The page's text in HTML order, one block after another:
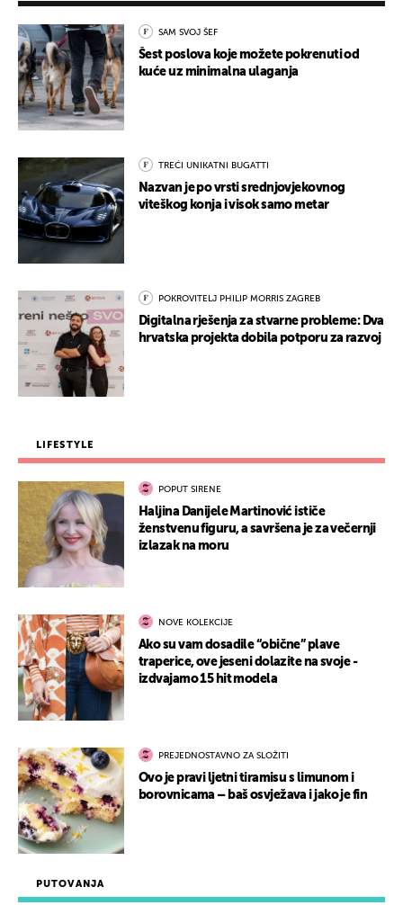
PUTOVANJA
SAM SVOJ ŠEF
Šest poslova koje možete pokrenuti od
kuće uz minimalna ulaganja
TREĆI UNIKATNI BUGATTI
Nazvan je po vrsti srednjovjekovnog
viteškog konja i visok samo metar
POKROVITELJ PHILIP MORRIS ZAGREB
Digitalna rješenja za stvarne probleme: Dva
hrvatska projekta dobila potporu za razvoj
LIFESTYLE
POPUT SIRENE
Haljina Danijele Martinović ističe
ženstvenu figuru, a savršena je za večernji
izlazak na moru
NOVE KOLEKCIJE
Ako su vam dosadile “obične” plave
traperice, ove jeseni dolazite na svoje -
izdvajamo 15 hit modela
PREJEDNOSTAVNO ZA SLOŽITI
Ovo je pravi ljetni tiramisu s limunom i
borovnicama – baš osvježava i jako je fin